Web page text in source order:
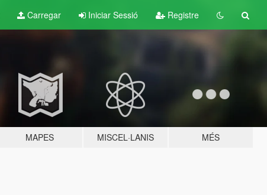
Carregar Iniciar Sessió Registre
MAPES MISCEL·LANIS MÉS